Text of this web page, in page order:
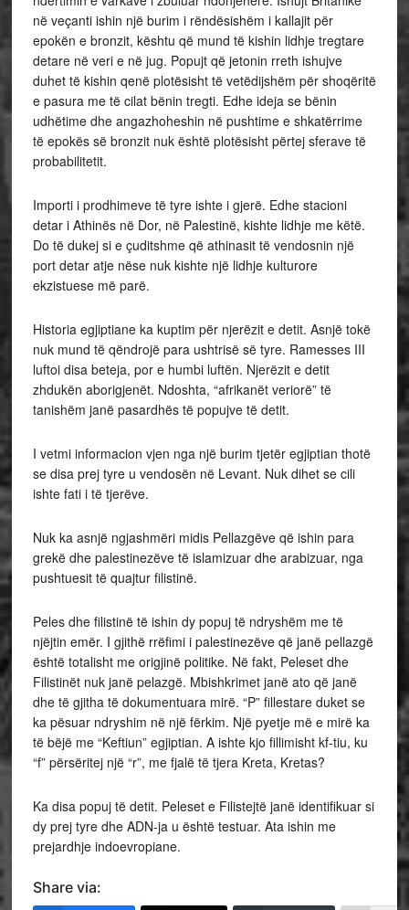
në veçanti ishin një burim i rëndësishëm i kallajit për
epokën e bronzit, kështu që mund të kishin lidhje tregtare
detare në veri e në jug. Popujt që jetonin rreth ishujve
duhet të kishin qenë plotësisht të vetëdijshëm për shoqëritë
e pasura me të cilat bënin tregti. Edhe ideja se bënin
udhëtime dhe angazhoheshin në pushtime e shkatërrime
të epokës së bronzit nuk është plotësisht përtej sferave të
probabilitetit.
Importi i prodhimeve të tyre ishte i gjerë. Edhe stacioni
detar i Athinës në Dor, në Palestinë, kishte lidhje me këtë.
Do të dukej si e çuditshme që athinasit të vendosnin një
port detar atje nëse nuk kishte një lidhje kulturore
ekzistuese më parë.
Historia egjiptiane ka kuptim për njerëzit e detit. Asnjë tokë
nuk mund të qëndrojë para ushtrisë së tyre. Ramesses III
luftoi disa beteja, por e humbi luftën. Njerëzit e detit
zhdukën aborigjenët. Ndoshta, “afrikanët veriorë” të
tanishëm janë pasardhës të popujve të detit.
I vetmi informacion vjen nga një burim tjetër egjiptian thotë
se disa prej tyre u vendosën në Levant. Nuk dihet se cili
ishte fati i të tjerëve.
Nuk ka asnjë ngjashmëri midis Pellazgëve që ishin para
grekë dhe palestinezëve të islamizuar dhe arabizuar, nga
pushtuesit të quajtur filistinë.
Peles dhe filistinë të ishin dy popuj të ndryshëm me të
njëjtin emër. I gjithë rrëfimi i palestinezëve që janë pellazgë
është totalisht me origjinë politike. Në fakt, Peleset dhe
Filistinët nuk janë pelazgë. Mbishkrimet janë ato që janë
dhe të gjitha të dokumentuara mirë. “P” fillestare duket se
ka pësuar ndryshim në një fërkim. Një pyetje më e mirë ka
të bëjë me “Keftiun” egjiptian. A ishte kjo fillimisht kf-tiu, ku
“f” përsëritej një “r”, me fjalë të tjera Kreta, Kretas?
Ka disa popuj të detit. Peleset e Filistejtë janë identifikuar si
dy prej tyre dhe ADN-ja u është testuar. Ata ishin me
prejardhje indoevropiane.
Share via: